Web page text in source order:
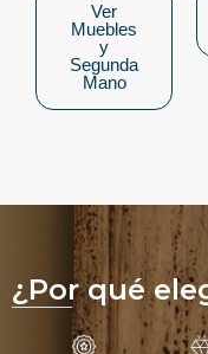
Ver
Muebles
y
Segunda
Mano
¿Por qué